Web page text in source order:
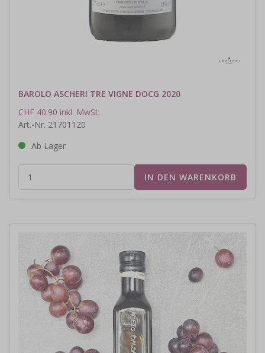
BAROLO ASCHERI TRE VIGNE DOCG 2020
CHF 40.90 inkl. MwSt.
Art.-Nr. 21701120
Ab Lager